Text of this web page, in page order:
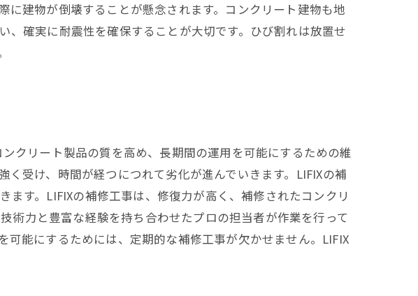
建物が倒壊することが懸念されます。コンクリート建物も地
確実に耐震性を確保することが大切です。ひび割れは放置せ
クリート製品の質を高め、長期間の運用を可能にするための維
受け、時間が経つにつれて劣化が進んでいきます。LIFIXの補
す。LIFIXの補修工事は、修復力が高く、補修されたコンクリ
術力と豊富な経験を持ち合わせたプロの担当者が作業を行って
能にするためには、定期的な補修工事が欠かせません。LIFIX